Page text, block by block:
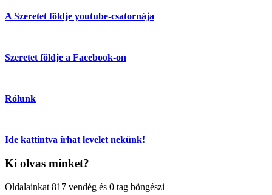
A Szeretet földje youtube-csatornája
Szeretet földje a Facebook-on
Rólunk
Ide kattintva írhat levelet nekünk!
Ki olvas minket?
Oldalainkat 817 vendég és 0 tag böngészi